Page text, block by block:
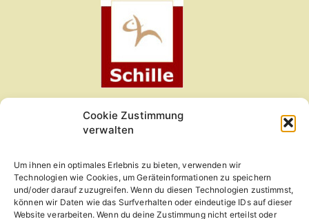
Cookie Zustimmung
verwalten
Um ihnen ein optimales Erlebnis zu bieten, verwenden wir
Technologien wie Cookies, um Geräteinformationen zu speichern
und/oder darauf zuzugreifen. Wenn du diesen Technologien zustimmst,
können wir Daten wie das Surfverhalten oder eindeutige IDs auf dieser
Website verarbeiten. Wenn du deine Zustimmung nicht erteilst oder
Kleintierzentrum am Obermain
96215 Lichtenfels
09571-6060